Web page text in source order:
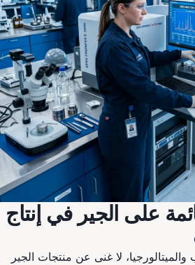
على الجير في إنتاج
لا غنى عن منتجات الجير